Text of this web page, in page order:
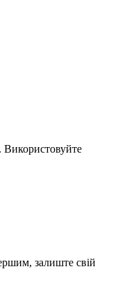
Використовуйте
залиште свій